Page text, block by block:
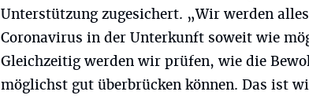
Unterstützung zugesichert. „Wir werden
Coronavirus in der Unterkunft soweit wie
Gleichzeitig werden wir prüfen, wie die
möglichst gut überbrücken können. Das ist